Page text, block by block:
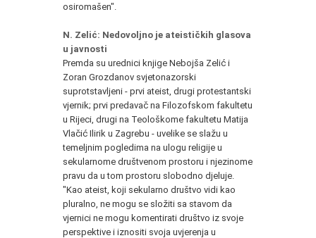
osiromašen".
N. Zelić: Nedovoljno je ateističkih glasova
u javnosti
Premda su urednici knjige Nebojša Zelić i
Zoran Grozdanov svjetonazorski
suprotstavljeni - prvi ateist, drugi protestantski
vjernik; prvi predavač na Filozofskom fakultetu
u Rijeci, drugi na Teološkome fakultetu Matija
Vlačić Ilirik u Zagrebu - uvelike se slažu u
temeljnim pogledima na ulogu religije u
sekularnome društvenom prostoru i njezinome
pravu da u tom prostoru slobodno djeluje.
"Kao ateist, koji sekularno društvo vidi kao
pluralno, ne mogu se složiti sa stavom da
vjernici ne mogu komentirati društvo iz svoje
perspektive i iznositi svoja uvjerenja u